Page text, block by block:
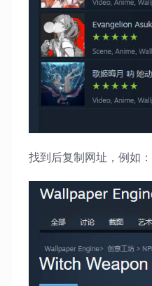
找到后复制网址，例如：